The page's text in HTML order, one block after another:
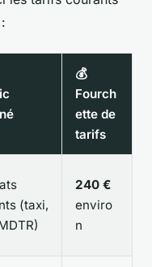
💰
Fourch
ette de
tarifs
(taxi,
240 €
enviro
n